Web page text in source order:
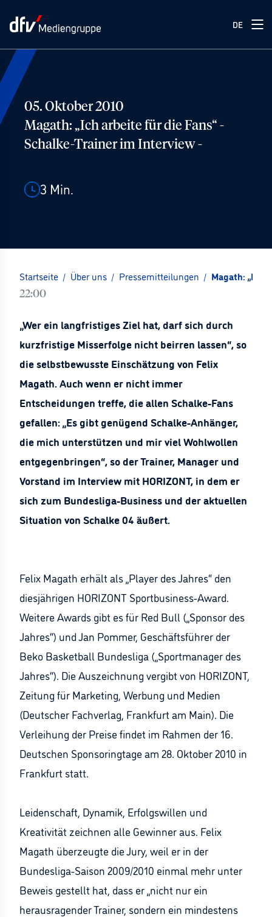
DE
05. Oktober 2010
Magath: „Ich arbeite für die Fans“ -
Schalke-Trainer im Interview -
3 Min.
Startseite / Über uns / Pressemitteilungen / Magath: „Ich
22:00
„Wer ein langfristiges Ziel hat, darf sich durch
kurzfristige Misserfolge nicht beirren lassen“, so
die selbstbewusste Einschätzung von Felix
Magath. Auch wenn er nicht immer
Entscheidungen treffe, die allen Schalke-Fans
gefallen: „Es gibt genügend Schalke-Anhänger,
die mich unterstützen und mir viel Wohlwollen
entgegenbringen“, so der Trainer, Manager und
Vorstand im Interview mit HORIZONT, in dem er
sich zum Bundesliga-Business und der aktuellen
Situation von Schalke 04 äußert.
Felix Magath erhält als „Player des Jahres“ den
diesjährigen HORIZONT Sportbusiness-Award.
Weitere Awards gibt es für Red Bull („Sponsor des
Jahres“) und Jan Pommer, Geschäftsführer der
Beko Basketball Bundesliga („Sportmanager des
Jahres“). Die Auszeichnung vergibt von HORIZONT,
Zeitung für Marketing, Werbung und Medien
(Deutscher Fachverlag, Frankfurt am Main). Die
Verleihung der Preise findet im Rahmen der 16.
Deutschen Sponsoringtage am 28. Oktober 2010 in
Frankfurt statt.
Leidenschaft, Dynamik, Erfolgswillen und
Kreativität zeichnen alle Gewinner aus. Felix
Magath überzeugte die Jury, weil er in der
Bundesliga-Saison 2009/2010 einmal mehr unter
Beweis gestellt hat, dass er „nicht nur ein
herausragender Trainer, sondern ein mindestens